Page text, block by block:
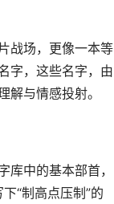
战场，更像一本等
字，这些名字，由
与情感投射。
中的基本部首，
“制高点压制”的